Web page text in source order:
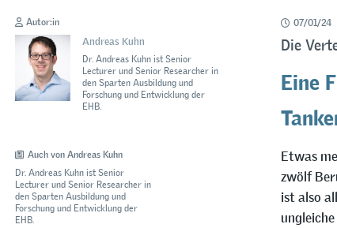
Autor:in
Andreas Kuhn
Dr. Andreas Kuhn ist Senior
Lecturer und Senior Researcher in
den Sparten Ausbildung und
Forschung und Entwicklung der
EHB.
Auch von Andreas Kuhn
Dr. Andreas Kuhn ist Senior
Lecturer und Senior Researcher in
den Sparten Ausbildung und
Forschung und Entwicklung der
EHB.
07/01/24
Die
Eine
Etwas
zwölf
ist also